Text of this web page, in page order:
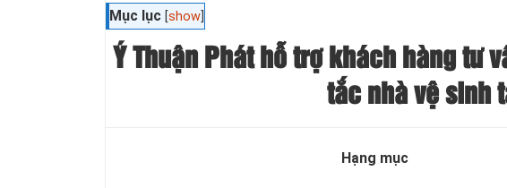
Mục lục [show
Ý Thuận Phát hỗ trợ khách hàng tư
tắc nhà vệ sinh
Hạng mục